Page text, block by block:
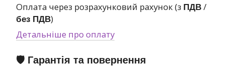
Оплата через розрахунковий рахунок (з ПДВ /
без ПДВ)
Детальніше про оплату
🛡 Гарантія та повернення